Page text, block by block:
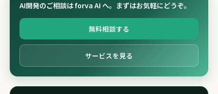
AI開発のご相談は forva AI へ。まずはお気軽にどうぞ。
無料相談する
サービスを見る